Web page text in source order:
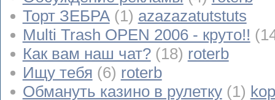
Торт ЗЕБРА (1) azazazatutstuts
Multi Trash OPEN 2006 - круто!!
Как вам наш чат? (18) roterb
Ищу тебя (6) roterb
Обмануть казино в рулетку (1)